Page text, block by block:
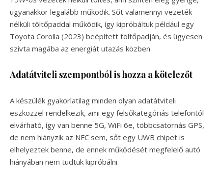
ugyanakkor legalább működik. Sőt valamennyi vezeték
nélküli töltőpaddal működik, így kipróbáltuk például egy
Toyota Corolla (2023) beépített töltőpadján, és ügyesen
szívta magába az energiát utazás közben.
Adatátviteli szempontból is hozza a kötelezőt
A készülék gyakorlatilag minden olyan adatátviteli
eszközzel rendelkezik, ami egy felsőkategóriás telefontól
elvárható, így van benne 5G, WiFi 6e, többcsatornás GPS,
de nem hiányzik az NFC sem, sőt egy UWB chipet is
elhelyeztek benne, de ennek működését megfelelő autó
hiányában nem tudtuk kipróbálni.